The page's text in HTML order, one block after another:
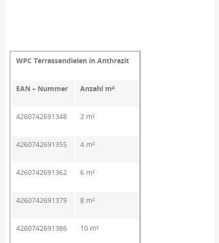
WPC Terrassendielen in Anthrazit
EAN – Nummer Anzahl m²
4260742691348 2 m²
4260742691355 4 m²
4260742691362 6 m²
4260742691379 8 m²
4260742691386 10 m²